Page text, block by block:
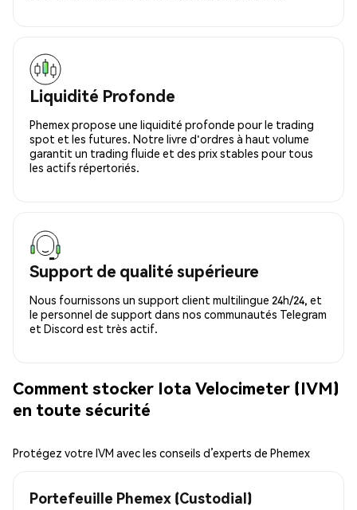
Liquidité Profonde
Phemex propose une liquidité profonde pour le trading
spot et les futures. Notre livre d'ordres à haut volume
garantit un trading fluide et des prix stables pour tous
les actifs répertoriés.
Support de qualité supérieure
Nous fournissons un support client multilingue 24h/24, et
le personnel de support dans nos communautés Telegram
et Discord est très actif.
Comment stocker Iota Velocimeter (IVM)
en toute sécurité
Protégez votre IVM avec les conseils d’experts de Phemex
Portefeuille Phemex (Custodial)